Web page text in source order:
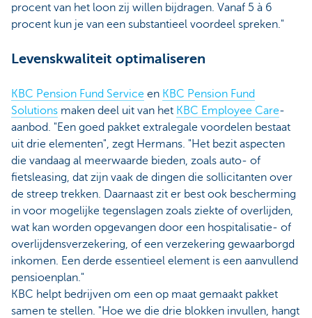
procent van het loon zij willen bijdragen. Vanaf 5 à 6
procent kun je van een substantieel voordeel spreken."
Levenskwaliteit optimaliseren
KBC Pension Fund Service en KBC Pension Fund
Solutions maken deel uit van het KBC Employee Care-
aanbod. "Een goed pakket extralegale voordelen bestaat
uit drie elementen", zegt Hermans. "Het bezit aspecten
die vandaag al meerwaarde bieden, zoals auto- of
fietsleasing, dat zijn vaak de dingen die sollicitanten over
de streep trekken. Daarnaast zit er best ook bescherming
in voor mogelijke tegenslagen zoals ziekte of overlijden,
wat kan worden opgevangen door een hospitalisatie- of
overlijdensverzekering, of een verzekering gewaarborgd
inkomen. Een derde essentieel element is een aanvullend
pensioenplan."
KBC helpt bedrijven om een op maat gemaakt pakket
samen te stellen. "Hoe we die drie blokken invullen, hangt